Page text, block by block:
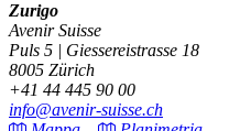
Zurigo
Avenir Suisse
Puls 5 | Giessereistrasse 18
8005 Zürich
+41 44 445 90 00
info@avenir-suisse.ch